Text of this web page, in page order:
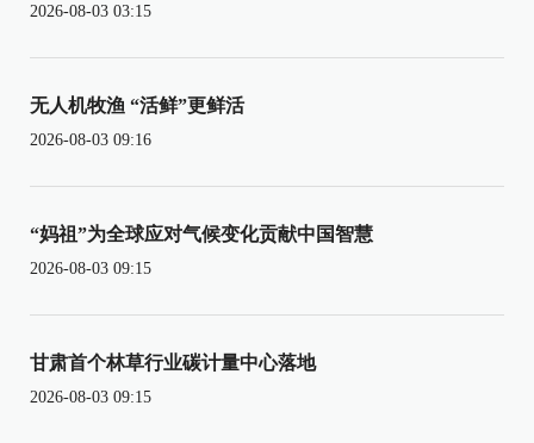
2026-08-03 03:15
无人机牧渔 “活鲜”更鲜活
2026-08-03 09:16
“妈祖”为全球应对气候变化贡献中国智慧
2026-08-03 09:15
甘肃首个林草行业碳计量中心落地
2026-08-03 09:15